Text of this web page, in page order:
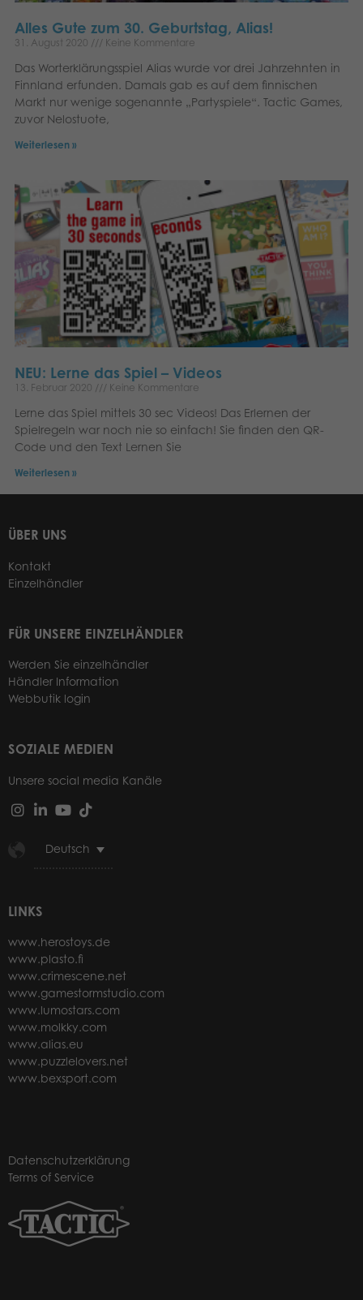
Alles Gute zum 30. Geburtstag, Alias!
31. August 2020 Keine Kommentare
Das Worterklärungsspiel Alias ​​wurde vor drei Jahrzehnten in
Finnland erfunden. Damals gab es auf dem finnischen
Markt nur wenige sogenannte „Partyspiele“. Tactic Games,
zuvor Nelostuote,
Weiterlesen »
NEU: Lerne das Spiel – Videos
13. Februar 2020 Keine Kommentare
Lerne das Spiel mittels 30 sec Videos! Das Erlernen der
Spielregeln war noch nie so einfach! Sie finden den QR-
Code und den Text Lernen Sie
Weiterlesen »
ÜBER UNS
Kontakt
Einzelhändler
FÜR UNSERE EINZELHÄNDLER
Werden Sie einzelhändler
Händler Information
Webbutik login
SOZIALE MEDIEN
Unsere social media Kanäle
Deutsch
LINKS
www.herostoys.de
www.plasto.fi
www.crimescene.net
www.gamestormstudio.com
www.lumostars.com
www.molkky.com
www.alias.eu
www.puzzlelovers.net
www.bexsport.com
Datenschutzerklärung
Terms of Service